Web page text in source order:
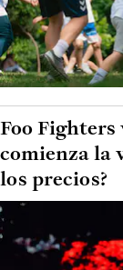
Foo Fighters
comienza la
los precios?